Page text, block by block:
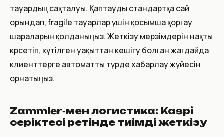
тауардың сақталуы. Қаптауды стандартқа сай
орындап, fragile тауарлар үшін қосымша қорғау
шараларын қолданыңыз. Жеткізу мерзімдерін нақты
көрсетіп, күтілген уақыттан кешігу болған жағдайда
клиенттерге автоматты түрде хабарлау жүйесін
орнатыңыз.
Zammler‑мен логистика: Kaspi
серіктесі ретінде тиімді жеткізу